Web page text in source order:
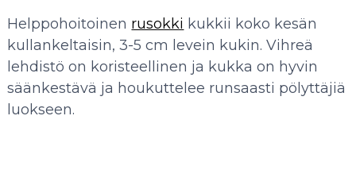
Helppohoitoinen rusokki kukkii koko kesän
kullankeltaisin, 3-5 cm levein kukin. Vihreä
lehdistö on koristeellinen ja kukka on hyvin
säänkestävä ja houkuttelee runsaasti pölyttäjiä
luokseen.